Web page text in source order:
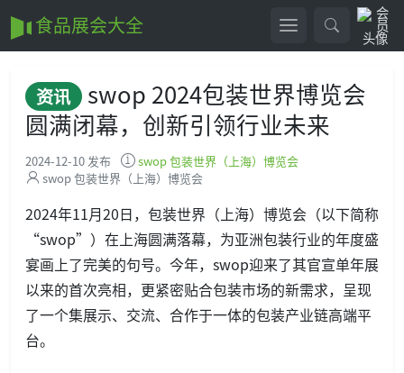
食品展会大全
资讯 swop 2024包装世界博览会
圆满闭幕，创新引领行业未来
2024-12-10 发布
swop 包装世界（上海）博览会
swop 包装世界（上海）博览会
2024年11月20日，包装世界（上海）博览会（以下简称
“swop”）在上海圆满落幕，为亚洲包装行业的年度盛
宴画上了完美的句号。今年，swop迎来了其官宣单年展
以来的首次亮相，更紧密贴合包装市场的新需求，呈现
了一个集展示、交流、合作于一体的包装产业链高端平
台。